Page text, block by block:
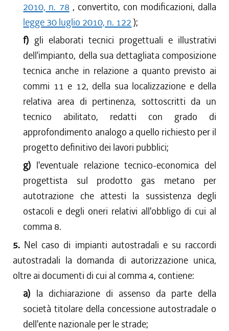
2010, n. 78 , convertito, con modificazioni, dalla
legge 30 luglio 2010, n. 122 );
f) gli elaborati tecnici progettuali e illustrativi
dell'impianto, della sua dettagliata composizione
tecnica anche in relazione a quanto previsto ai
commi 11 e 12, della sua localizzazione e della
relativa area di pertinenza, sottoscritti da un
tecnico abilitato, redatti con grado di
approfondimento analogo a quello richiesto per il
progetto definitivo dei lavori pubblici;
g) l'eventuale relazione tecnico-economica del
progettista sul prodotto gas metano per
autotrazione che attesti la sussistenza degli
ostacoli e degli oneri relativi all'obbligo di cui al
comma 8.
5. Nel caso di impianti autostradali e su raccordi
autostradali la domanda di autorizzazione unica,
oltre ai documenti di cui al comma 4, contiene:
a) la dichiarazione di assenso da parte della
società titolare della concessione autostradale o
dell'ente nazionale per le strade;